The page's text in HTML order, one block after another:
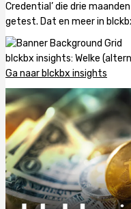
Credential’ die drie
getest. Dat en meer in
blckbx insights: Welke
Ga naar blckbx insights